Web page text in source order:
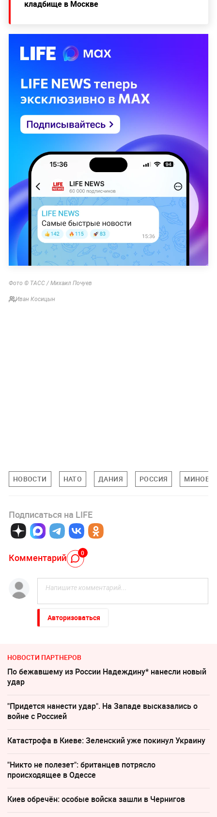
кладбище в Москве
Фото © ТАСС / Михаил Почуев
Иван Косицын
НОВОСТИ НАТО ДАНИЯ РОССИЯ
Подписаться на LIFE
Комментарий 0
Авторизоваться
НОВОСТИ ПАРТНЕРОВ
По бежавшему из России Надеждину* нанесли новый
удар
"Придется нанести удар". На Западе высказались о
войне с Россией
Катастрофа в Киеве: Зеленский уже покинул Украину
"Никто не полезет": британцев потрясло
происходящее в Одессе
Киев обречён: особые войска зашли в Чернигов